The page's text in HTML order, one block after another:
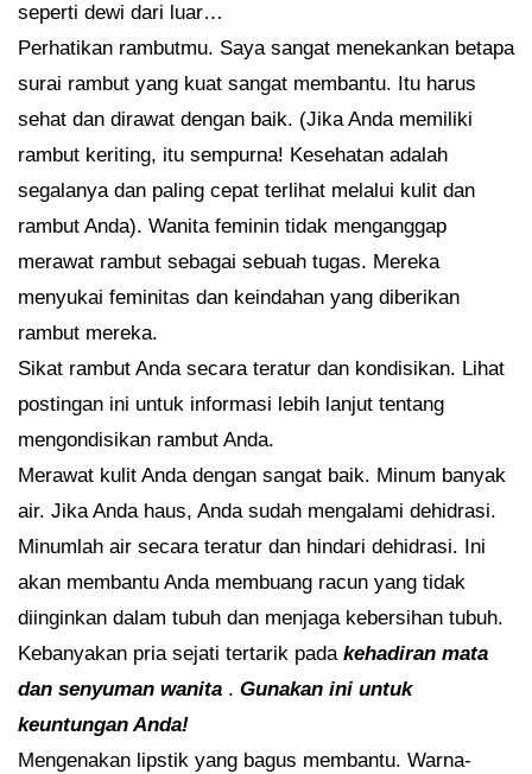
seperti dewi dari luar…
Perhatikan rambutmu. Saya sangat menekankan betapa
surai rambut yang kuat sangat membantu. Itu harus
sehat dan dirawat dengan baik. (Jika Anda memiliki
rambut keriting, itu sempurna! Kesehatan adalah
segalanya dan paling cepat terlihat melalui kulit dan
rambut Anda). Wanita feminin tidak menganggap
merawat rambut sebagai sebuah tugas. Mereka
menyukai feminitas dan keindahan yang diberikan
rambut mereka.
Sikat rambut Anda secara teratur dan kondisikan. Lihat
postingan ini untuk informasi lebih lanjut tentang
mengondisikan rambut Anda.
Merawat kulit Anda dengan sangat baik. Minum banyak
air. Jika Anda haus, Anda sudah mengalami dehidrasi.
Minumlah air secara teratur dan hindari dehidrasi. Ini
akan membantu Anda membuang racun yang tidak
diinginkan dalam tubuh dan menjaga kebersihan tubuh.
Kebanyakan pria sejati tertarik pada kehadiran mata
dan senyuman wanita . Gunakan ini untuk
keuntungan Anda!
Mengenakan lipstik yang bagus membantu. Warna-